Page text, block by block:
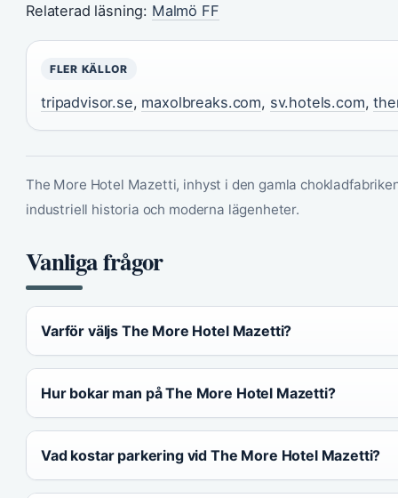
Relaterad läsning: Malmö FF
FLER KÄLLOR
tripadvisor.se, maxolbreaks.com, sv.hotels.com,
The More Hotel Mazetti, inhyst i den gamla
industriell historia och moderna lägenheter.
Vanliga frågor
Varför väljs The More Hotel Mazetti?
Hur bokar man på The More Hotel Mazetti?
Vad kostar parkering vid The More Hotel Mazetti?